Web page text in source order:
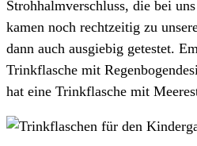
Strohhalmverschluss, die bei
kamen noch rechtzeitig zu
dann auch ausgiebig getestet.
Trinkflasche mit
hat eine Trinkflasche mit